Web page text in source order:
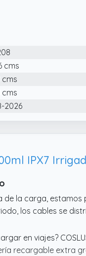
de presión.
cms
cms
cms
2026
de la carga, estamos
los cables se
en viajes?
recargable extra